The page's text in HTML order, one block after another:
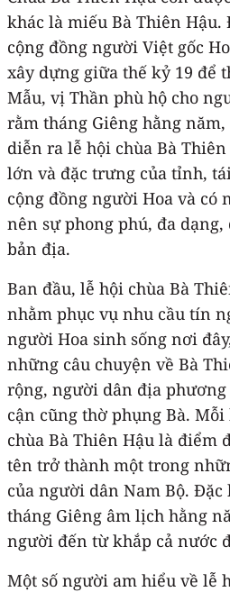
khác là miếu Bà Thiên
cộng đồng người Việt gốc
xây dựng giữa thế kỷ 19 để
Mẫu, vị Thần phù hộ cho
rằm tháng Giêng hằng
diễn ra lễ hội chùa Bà
lớn và đặc trưng của tỉnh,
cộng đồng người Hoa và có
nên sự phong phú, đa
bản địa.
Ban đầu, lễ hội chùa Bà
nhằm phục vụ nhu cầu tín
người Hoa sinh sống nơi
những câu chuyện về Bà
rộng, người dân địa
cận cũng thờ phụng Bà.
chùa Bà Thiên Hậu là điểm
tên trở thành một trong
của người dân Nam Bộ. Đặc
tháng Giêng âm lịch hằng
người đến từ khắp cả nước
Một số người am hiểu về lễ